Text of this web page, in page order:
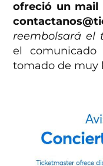
ofreció un mail
reembolsará el
el
tomado de muy